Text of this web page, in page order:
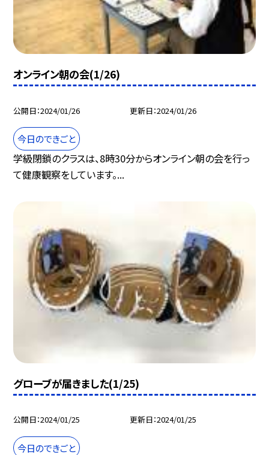
オンライン朝の会(1/26)
公開日 2024/01/26 更新日 2024/01/26
今日のできごと
学級閉鎖のクラスは、8時30分からオンライン朝の会を行っ
て健康観察をしています。...
グローブが届きました(1/25)
公開日 2024/01/25 更新日 2024/01/25
今日のできごと